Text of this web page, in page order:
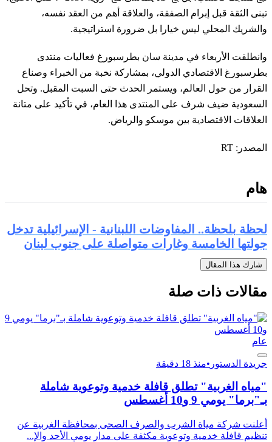
تبنى الثقة قبل إبرام الصفقة، والعلاقة أهم من العقد نفسه،
والشريك المحلي ليس خيارا بل ضرورة استراتيجية.
وانطلقت الأربعاء في مدينة سان بطرسبورغ فعاليات منتدى
بطرسبورغ الاقتصادي الدولي، بمشاركة نخبة من الخبراء وصناع
القرار من حول العالم، ويستمر الحدث حتى السبت المقبل. وتحل
السعودية ضيف شرف على المنتدى هذا العام، في تأكيد على متانة
العلاقات الاقتصادية بين موسكو والرياض.
المصدر: RT
هام
لحظة بلحظة.. المفاوضات اللبنانية - الإسرائيلية تدخل
جولتها الخامسة وغارات متواصلة على جنوب لبنان
شارك هذا المقال
مقالات ذات صلة
عام
جريدة الدستور •منذ 18 دقيقة
"مياه الغربية" تطلق قافلة خدمية وتوعوية شاملة
بـ"برما" يومي 9 و10 أغسطس
أعلنت شركة مياة الشرب والصرف الصحى بمحافظة الغربية عن
تنظيم قافلة خدمية وتوعوية مكثفة على مدار يومي الأحد والإ...